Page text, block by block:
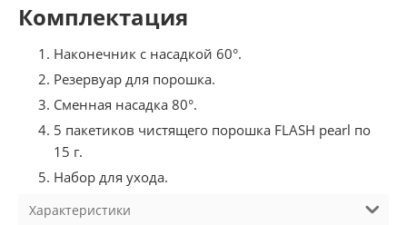
Комплектация
Наконечник с насадкой 60°.
Резервуар для порошка.
Сменная насадка 80°.
5 пакетиков чистящего порошка FLASH pearl по
15 г.
Набор для ухода.
Характеристики